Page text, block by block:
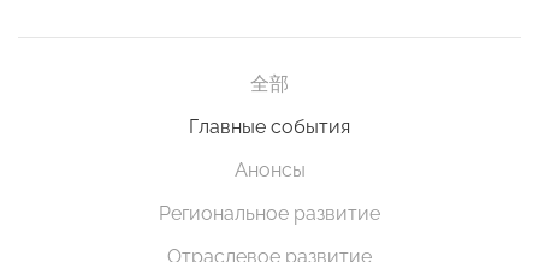
全部
Главные события
Анонсы
Региональное развитие
Отраслевое развитие